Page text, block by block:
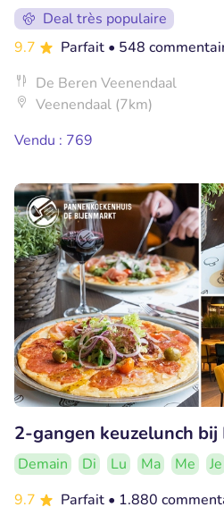
Deal très populaire
9.7
Parfait • 548
De Beren Veenendaal
Veenendaal (7km)
Vendu : 769
2-gangen keuzelunch
Demain Di Lu Ma Me
Je
9.7
Parfait • 1.880